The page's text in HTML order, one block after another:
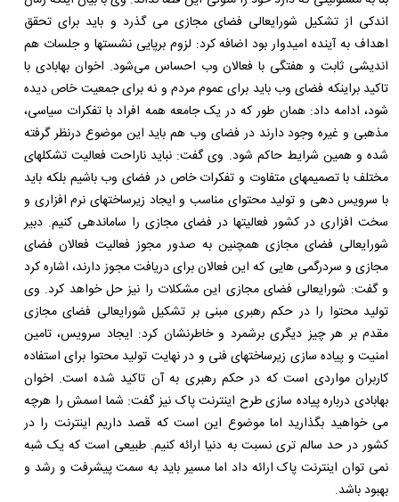
اندکی از تشکیل شورایعالی فضای مجازی می گذرد و باید برای تحقق
اهداف به آینده امیدوار بود اضافه کرد: لزوم برپایی نشستها و جلسات هم
اندیشی ثابت و هفتگی با فعالان وب احساس می‌شود. اخوان بهابادی با
تاکید براینکه فضای وب باید برای عموم مردم و نه برای جمعیت خاص دیده
شود، ادامه داد: همان طور که در یک جامعه همه افراد با تفکرات سیاسی،
مذهبی و غیره وجود دارند در فضای وب هم باید این موضوع درنظر گرفته
شده و همین شرایط حاکم شود. وی گفت: نباید ناراحت فعالیت تشکلهای
مختلف با تصمیمهای متفاوت و تفکرات خاص در فضای وب باشیم بلکه باید
با سرویس دهی و تولید محتوای مناسب و ایجاد زیرساختهای نرم افزاری و
سخت افزاری در کشور فعالیتها در فضای مجازی را ساماندهی کنیم. دبیر
شورایعالی فضای مجازی همچنین به صدور مجوز فعالیت فعالان فضای
مجازی و سردرگمی هایی که این فعالان برای دریافت مجوز دارند، اشاره کرد
و گفت: شورایعالی فضای مجازی این مشکلات را نیز حل خواهد کرد. وی
تولید محتوا را در حکم رهبری مبنی بر تشکیل شورایعالی فضای مجازی
مقدم بر هر چیز دیگری برشمرد و خاطرنشان کرد: ایجاد سرویس، تامین
امنیت و پیاده سازی زیرساختهای فنی و در نهایت تولید محتوا برای استفاده
کاربران مواردی است که در حکم رهبری به آن تاکید شده است. اخوان
بهابادی درباره پیاده سازی طرح اینترنت پاک نیز گفت: شما اسمش را هرچه
می خواهید بگذارید اما موضوع این است که قصد داریم اینترنت را در
کشور در حد سالم تری نسبت به دنیا ارائه کنیم. طبیعی است که یک شبه
نمی توان اینترنت پاک ارائه داد اما مسیر باید به سمت پیشرفت و رشد و
بهبود باشد.